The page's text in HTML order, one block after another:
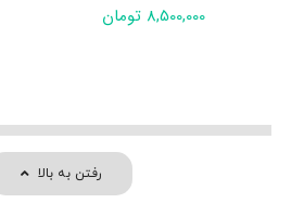
8,500,000 تومان
رفتن به بالا